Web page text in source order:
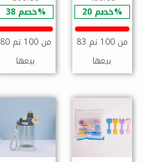
خصم 20%
83 من 100 تم
بيعها
خصم 38%
80 من 100 تم
بيعها